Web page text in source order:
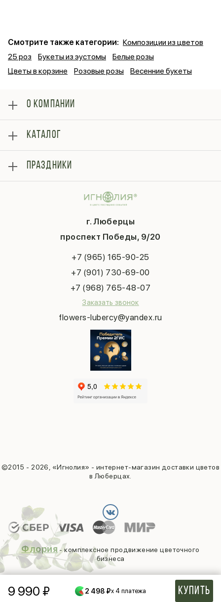
9 990 ₽ Купить
2 498 ₽x 4 платежа
Смотрите также категории: Композиции из цветов
25 роз
Букеты из эустомы
Белые розы
Цветы в корзине
Розовые розы Весенние букеты
г. Люберцы
проспект Победы, 9/20
+7 (965) 165-90-25
+7 (901) 730-69-00
+7 (968) 765-48-07
Заказать звонок
flowers-lubercy@yandex.ru
©2015 - 2026, «Игнолия» - интернет-магазин доставки цветов
в Люберцах.
О КОМПАНИИ
Оплата
Отзывы
Блог
Гарантии
Контакты
Публичная оферта
КАТАЛОГ
Букеты
Композиции
ПРАЗДНИКИ
Последний звонок
Флория - комплексное продвижение цветочного
бизнеса